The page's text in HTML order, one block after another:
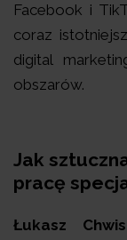
Facebook i
coraz
digital
obszarów.
Jak
pracę
Łukasz